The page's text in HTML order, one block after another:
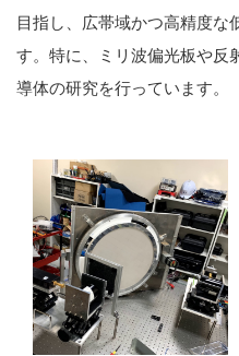
目指し、広帯域かつ高精度な
す。特に、ミリ波偏光板や反
導体の研究を行っています。